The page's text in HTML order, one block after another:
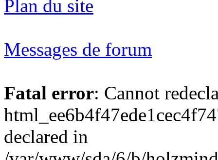
Plan du site
Messages de forum
Fatal error: Cannot
declared in